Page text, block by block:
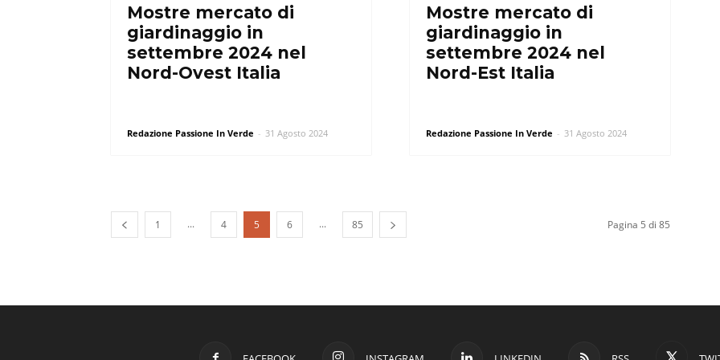
Mostre mercato di
giardinaggio in
settembre 2024 nel
Nord-Ovest Italia
Redazione Passione In Verde - 31 Agosto 2024
Mostre mercato di
giardinaggio in
settembre 2024 nel
Nord-Est Italia
Redazione Passione In Verde - 31 Agosto 2024
1 ... 4 5 6 ... 85 Pagina 5 di 85